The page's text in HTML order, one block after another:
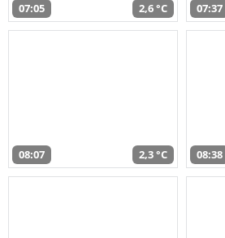
07:05 2,6 °C 07:37
08:07 2,3 °C 08:38